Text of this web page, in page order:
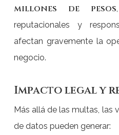
millones de pesos
reputacionales y
afectan gravemente la
negocio.
Impacto legal y
Más allá de las multas, las
de datos pueden generar: